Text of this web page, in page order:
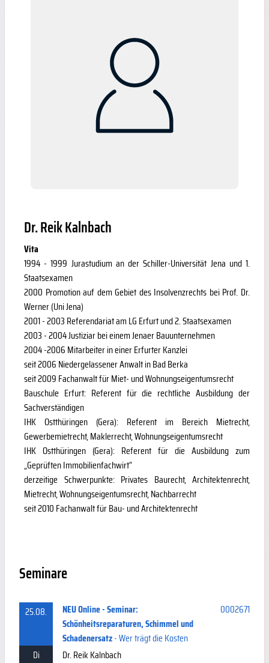
Dr. Reik Kalnbach
Vita
1994 - 1999 Jurastudium an der Schiller-Universität Jena und 1.
Staatsexamen
2000 Promotion auf dem Gebiet des Insolvenzrechts bei Prof. Dr.
Werner (Uni Jena)
2001 - 2003 Referendariat am LG Erfurt und 2. Staatsexamen
2003 - 2004 Justiziar bei einem Jenaer Bauunternehmen
2004 -2006 Mitarbeiter in einer Erfurter Kanzlei
seit 2006 Niedergelassener Anwalt in Bad Berka
seit 2009 Fachanwalt für Miet- und Wohnungseigentumsrecht
Bauschule Erfurt: Referent für die rechtliche Ausbildung der
Sachverständigen
IHK Ostthüringen (Gera): Referent im Bereich Mietrecht,
Gewerbemietrecht, Maklerrecht, Wohnungseigentumsrecht
IHK Ostthüringen (Gera): Referent für die Ausbildung zum
„Geprüften Immobilienfachwirt“
derzeitige Schwerpunkte: Privates Baurecht, Architektenrecht,
Mietrecht, Wohnungseigentumsrecht, Nachbarrecht
seit 2010 Fachanwalt für Bau- und Architektenrecht
Seminare
25.08.
NEU Online - Seminar:
Schönheitsreparaturen, Schimmel und
Schadenersatz- Wer trägt die Kosten
0002671
Di Dr. Reik Kalnbach